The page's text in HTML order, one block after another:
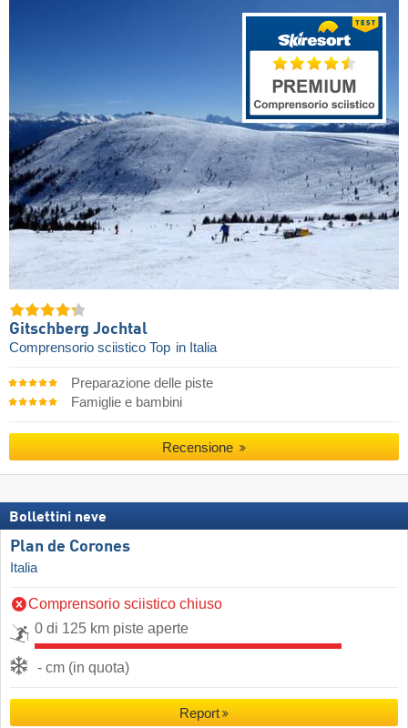
Gitschberg Jochtal
Comprensorio sciistico Top in Italia
Preparazione delle piste
Famiglie e bambini
Recensione
Bollettini neve
Plan de Corones
Italia
Comprensorio sciistico chiuso
0 di 125 km piste aperte
- cm (in quota)
Report